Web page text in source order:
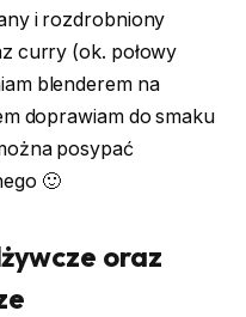
i rozdrobniony
curry (ok. połowy
blenderem na
doprawiam do smaku
posypać
🙂
oraz